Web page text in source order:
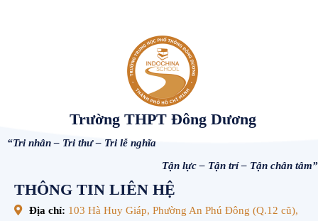
Trường THPT Đông Dương
“Tri nhân – Tri thư – Tri lễ nghĩa
Tận lực – Tận trí – Tận chân tâm”
THÔNG TIN LIÊN HỆ
Địa chỉ: 103 Hà Huy Giáp, Phường An Phú Đông (Q.12 cũ),